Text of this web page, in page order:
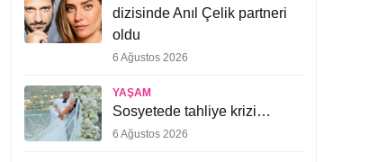
dizisinde Anıl Çelik partneri
oldu
6 Ağustos 2026
YAŞAM
Sosyetede tahliye krizi…
6 Ağustos 2026